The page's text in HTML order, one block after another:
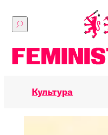
основному
Культура